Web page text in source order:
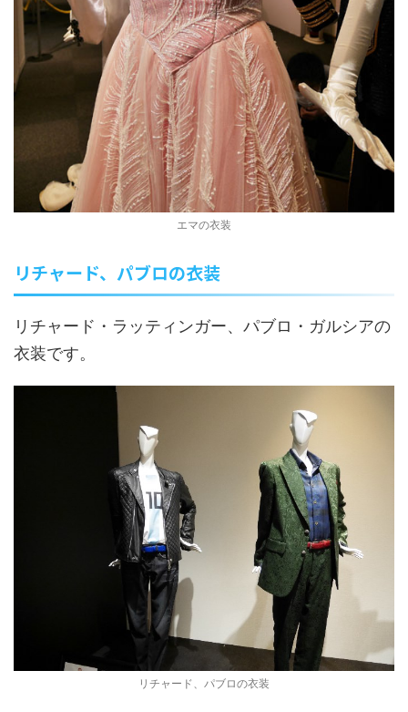
エマの衣装
リチャード、パブロの衣装
リチャード・ラッティンガー、パブロ・ガルシアの
衣装です。
リチャード、パブロの衣装